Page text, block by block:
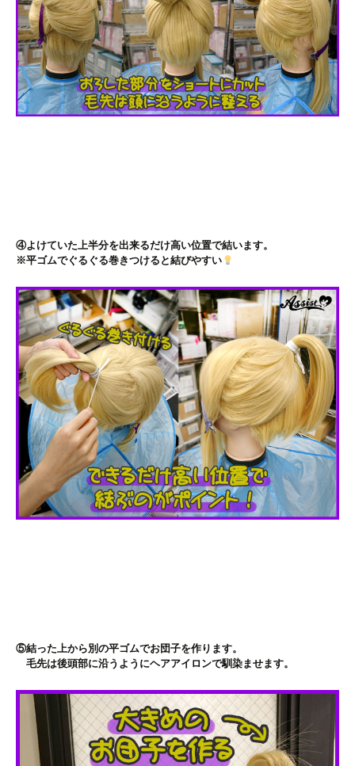
④よけていた上半分を出来るだけ高い位置で結います。
※平ゴムでぐるぐる巻きつけると結びやすい
⑤結った上から別の平ゴムでお団子を作ります。
毛先は後頭部に沿うようにヘアアイロンで馴染ませます。